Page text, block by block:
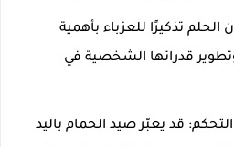
تذكيرًا للعزباء بأهمية
قدراتها الشخصية في
قد يعبّر صيد الحمام باليد